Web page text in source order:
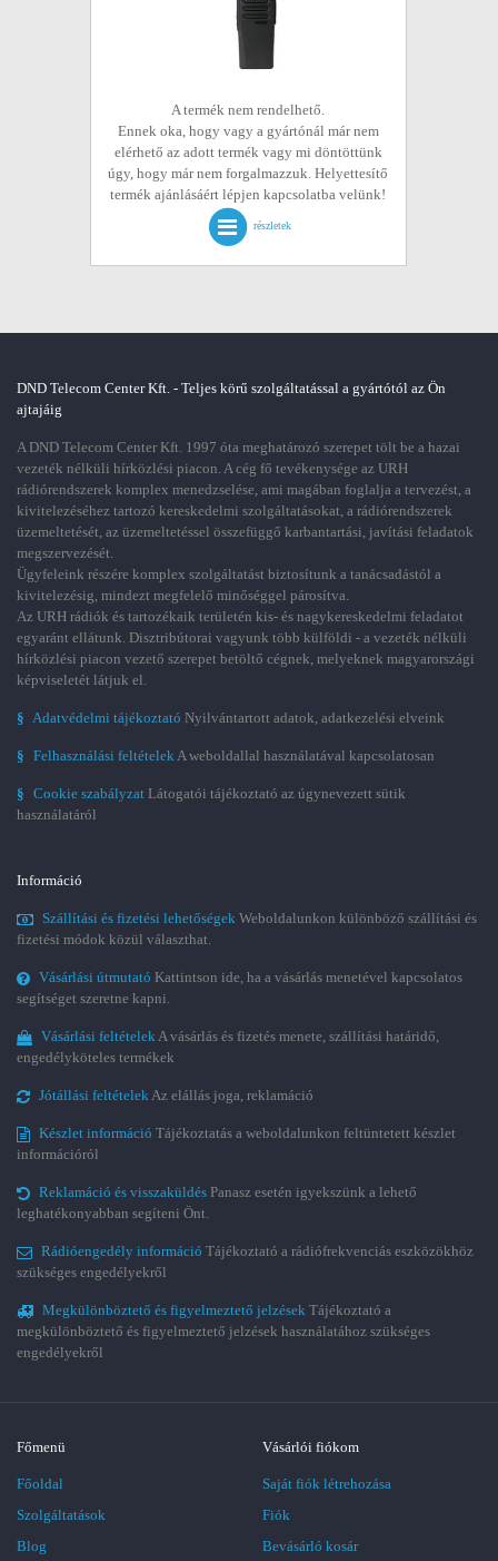
A termék nem rendelhető.
Ennek oka, hogy vagy a gyártónál már nem
elérhető az adott termék vagy mi döntöttünk
úgy, hogy már nem forgalmazzuk. Helyettesítő
termék ajánlásáért lépjen kapcsolatba velünk!
részletek
DND Telecom Center Kft. - Teljes körű szolgáltatással a gyártótól az Ön
ajtajáig
A DND Telecom Center Kft. 1997 óta meghatározó szerepet tölt be a hazai
vezeték nélküli hírközlési piacon. A cég fő tevékenysége az URH
rádiórendszerek komplex menedzselése, ami magában foglalja a tervezést, a
kivitelezéséhez tartozó kereskedelmi szolgáltatásokat, a rádiórendszerek
üzemeltetését, az üzemeltetéssel összefüggő karbantartási, javítási feladatok
megszervezését.
Ügyfeleink részére komplex szolgáltatást biztosítunk a tanácsadástól a
kivitelezésig, mindezt megfelelő minőséggel párosítva.
Az URH rádiók és tartozékaik területén kis- és nagykereskedelmi feladatot
egyaránt ellátunk. Disztribútorai vagyunk több külföldi - a vezeték nélküli
hírközlési piacon vezető szerepet betöltő cégnek, melyeknek magyarországi
képviseletét látjuk el.
§ Adatvédelmi tájékoztató Nyilvántartott adatok, adatkezelési elveink
§ Felhasználási feltételekA weboldallal használatával kapcsolatosan
§ Cookie szabályzat Látogatói tájékoztató az úgynevezett sütik
használatáról
Információ
Szállítási és fizetési lehetőségek Weboldalunkon különböző szállítási és
fizetési módok közül választhat.
Vásárlási útmutató Kattintson ide, ha a vásárlás menetével kapcsolatos
segítséget szeretne kapni.
Vásárlási feltételekA vásárlás és fizetés menete, szállítási határidő,
engedélyköteles termékek
Jótállási feltételekAz elállás joga, reklamáció
Készlet információ Tájékoztatás a weboldalunkon feltüntetett készlet
információról
Reklamáció és visszaküldés Panasz esetén igyekszünk a lehető
leghatékonyabban segíteni Önt.
Rádióengedély információ Tájékoztató a rádiófrekvenciás eszközökhöz
szükséges engedélyekről
Megkülönböztető és figyelmeztető jelzések Tájékoztató a
megkülönböztető és figyelmeztető jelzések használatához szükséges
engedélyekről
Főmenü
Főoldal
Szolgáltatások
Blog
Vásárlói fiókom
Saját fiók létrehozása
Fiók
Bevásárló kosár